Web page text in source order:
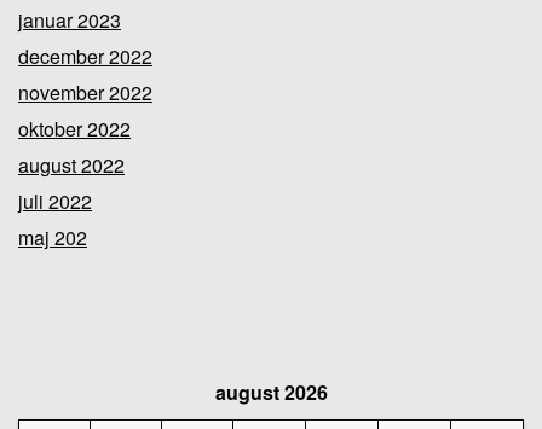
januar 2023
december 2022
november 2022
oktober 2022
august 2022
juli 2022
maj 202
august 2026